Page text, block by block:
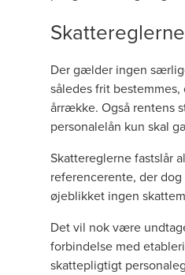
Skattereglerne
Der gælder ingen
således frit
årrække. Også rentens
personalelån kun skal
Skattereglernefastslår
referencerente, der dog
øjeblikket ingen
Det vil nok være
forbindelse med
skattepligtigt